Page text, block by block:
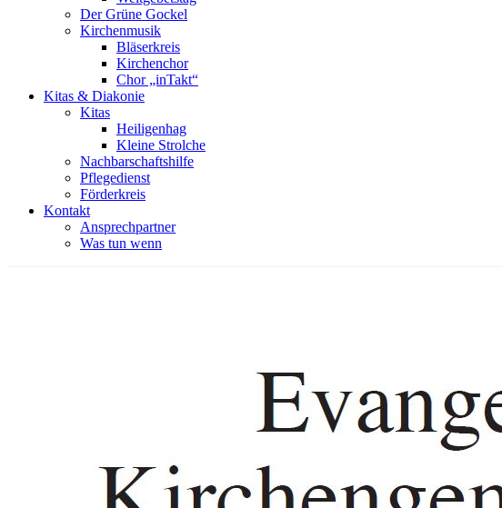
Der Grüne Gockel
Kirchenmusik
Bläserkreis
Kirchenchor
Chor „inTakt“
Kitas & Diakonie
Kitas
Heiligenhag
Kleine Strolche
Nachbarschaftshilfe
Pflegedienst
Förderkreis
Kontakt
Ansprechpartner
Was tun wenn